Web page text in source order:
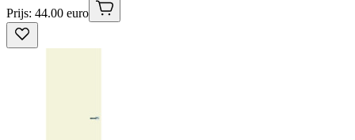
Prijs: 44.00 euro